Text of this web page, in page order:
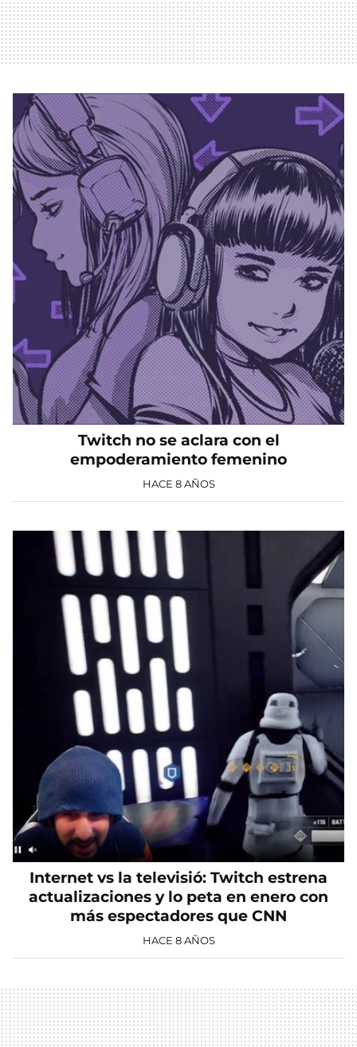
Twitch no se aclara con el
empoderamiento femenino
HACE 8 AÑOS
Internet vs la televisió: Twitch estrena
actualizaciones y lo peta en enero con
más espectadores que CNN
HACE 8 AÑOS